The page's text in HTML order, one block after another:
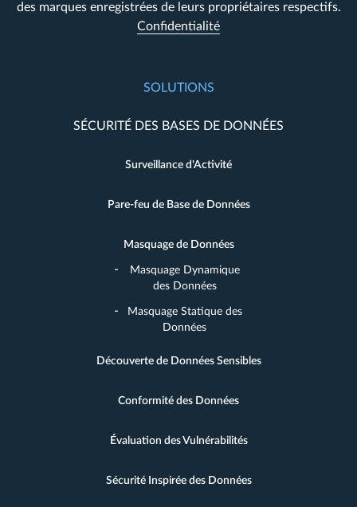
des marques enregistrées de leurs propriétaires respectifs.
Confidentialité
SOLUTIONS
SÉCURITÉ DES BASES DE DONNÉES
Surveillance d'Activité
Pare-feu de Base de Données
Masquage de Données
Masquage Dynamique
des Données
Masquage Statique des
Données
Découverte de Données Sensibles
Conformité des Données
Évaluation des Vulnérabilités
Sécurité Inspirée des Données